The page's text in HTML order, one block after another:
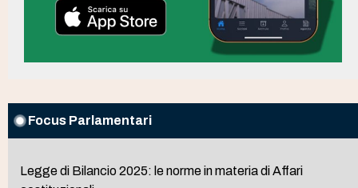
Focus Parlamentari
Legge di Bilancio 2025: le norme in materia di Affari